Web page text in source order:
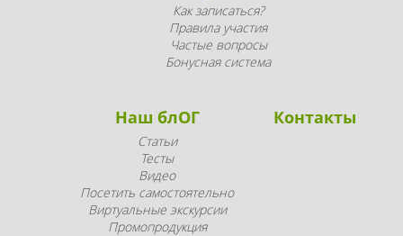
Как записаться?
Правила участия
Частые вопросы
Бонусная система
Наш блОГ
Статьи
Тесты
Видео
Посетить самостоятельно
Виртуальные экскурсии
Промопродукция
Контакты